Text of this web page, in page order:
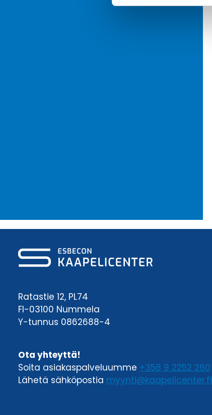
Ratastie 12, PL74
FI-03100 Nummela
Y-tunnus 0862688-4
Ota yhteyttä!
Soita asiakaspalveluumme +358 9 2252 260
Lähetä sähköpostia myynti@kaapelicenter.fi